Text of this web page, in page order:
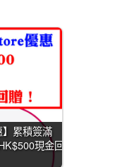
】累積簽滿
現金回